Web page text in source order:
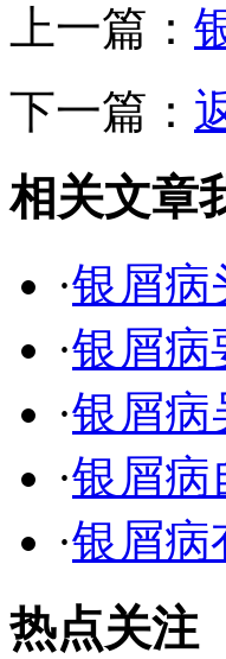
上一篇：
下一篇：
相关文章
·银屑病
·银屑病
·银屑病
·银屑病
·银屑病
热点关注